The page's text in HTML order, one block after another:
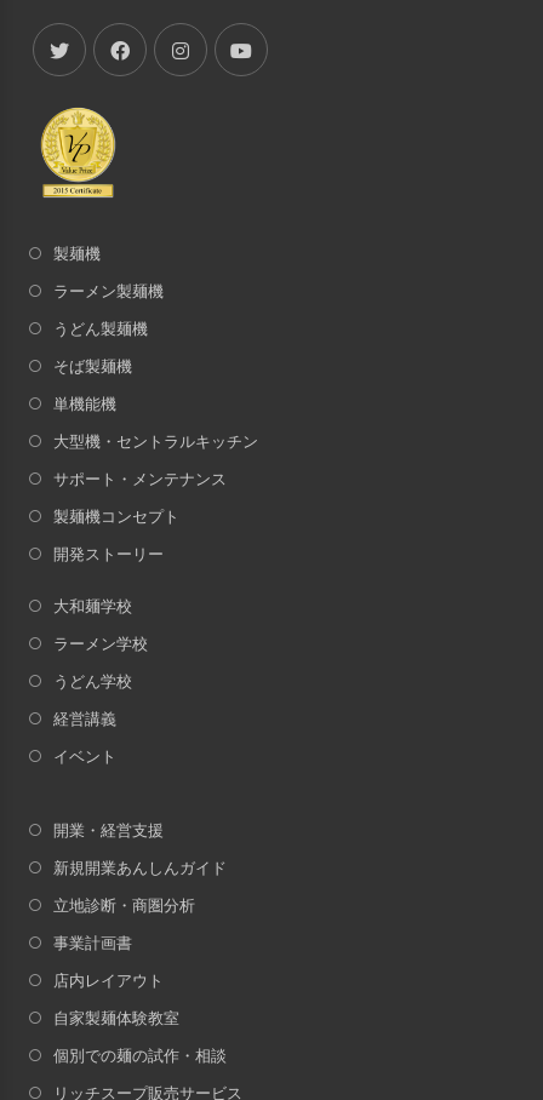
製麺機
ラーメン製麺機
うどん製麺機
そば製麺機
単機能機
大型機・セントラルキッチン
サポート・メンテナンス
製麺機コンセプト
開発ストーリー
大和麺学校
ラーメン学校
うどん学校
経営講義
イベント
開業・経営支援
新規開業あんしんガイド
立地診断・商圏分析
事業計画書
店内レイアウト
自家製麺体験教室
個別での麺の試作・相談
リッチスープ販売サービス